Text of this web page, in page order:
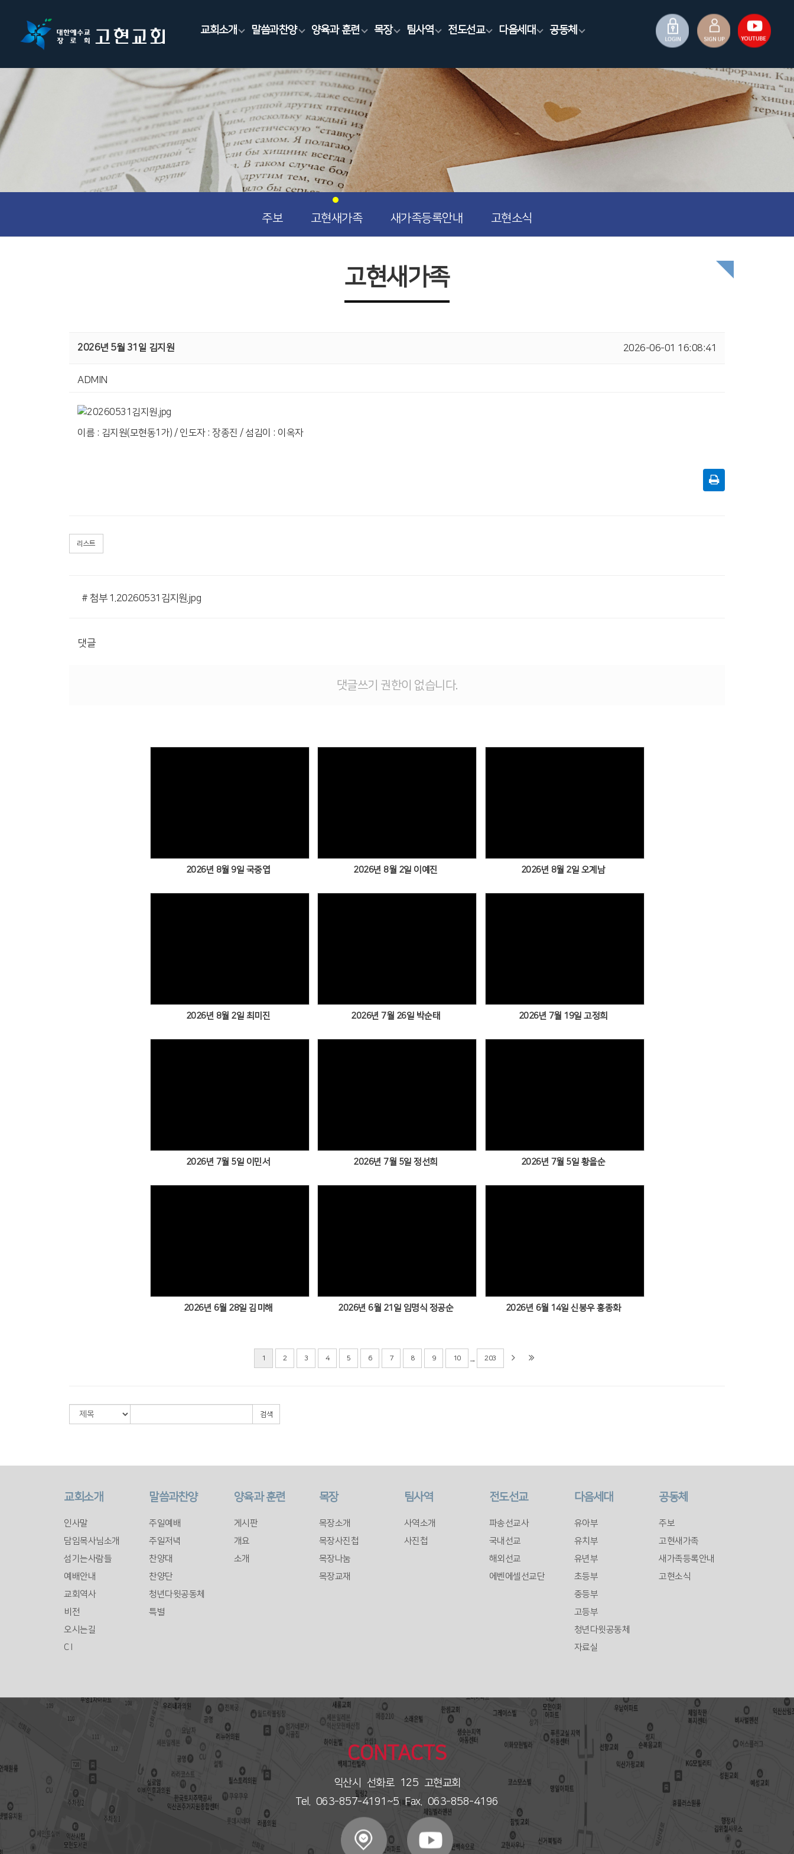
교회소개 말씀과찬양 양육과 훈련 목장 팀사역 전도선교 다음세대 공동체
주보 고현새가족 새가족등록안내 고현소식
고현새가족
2026년 5월 31일 김지원 2026-06-01 16:08:41
ADMIN
이름 : 김지원(모현동1가) / 인도자 : 장종진 / 섬김이 : 이옥자
리스트
# 첨부 1.20260531김지원.jpg
댓글
댓글쓰기 권한이 없습니다.
2026년 8월 9일 국중엽 2026년 8월 2일 이예진 2026년 8월 2일 오계남
2026년 8월 2일 최미진 2026년 7월 26일 박순태 2026년 7월 19일 고정희
2026년 7월 5일 이민서 2026년 7월 5일 정선희 2026년 7월 5일 황을순
2026년 6월 28일 김미해 2026년 6월 21일 임명식 정공순 2026년 6월 14일 신봉우 홍종화
1 2 3 4 5 6 7 8 9 10 ... 203
검색
교회소개
인사말
담임목사님소개
섬기는사람들
예배안내
교회역사
비전
오시는길
C I
말씀과찬양
주일예배
주일저녁
찬양대
찬양단
청년다윗공동체
특별
양육과 훈련
게시판
개요
소개
목장
목장소개
목장사진첩
목장나눔
목장교재
팀사역
사역소개
사진첩
전도선교
파송선교사
국내선교
해외선교
에벤에셀선교단
다음세대
유아부
유치부
유년부
초등부
중등부
고등부
청년다윗공동체
자료실
공동체
주보
고현새가족
새가족등록안내
고현소식
CONTACTS
익산시 선화로 125 고현교회
Tel. 063-857-4191~5 Fax. 063-858-4196